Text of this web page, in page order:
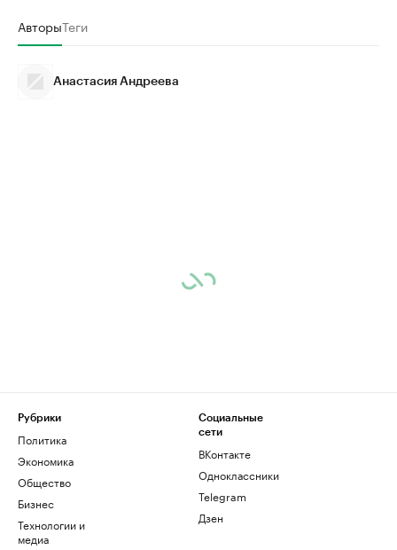
АвторыТеги
Анастасия Андреева
Рубрики
Политика
Экономика
Общество
Бизнес
Технологии и
медиа
Социальные
сети
ВКонтакте
Одноклассники
Telegram
Дзен